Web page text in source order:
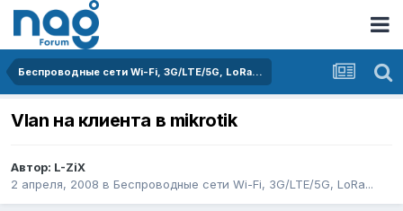
Беспроводные сети Wi-Fi, 3G/LTE/5G, LoRa...
Vlan на клиента в mikrotik
Автор: L-ZiX
2 апреля, 2008 в Беспроводные сети Wi-Fi, 3G/LTE/5G, LoRa...